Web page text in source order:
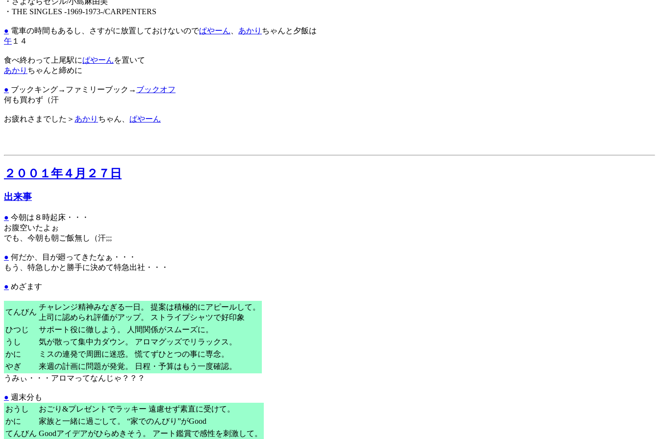
・THE SINGLES -1969-1973-/CARPENTERS
● 電車の時間もあるし、さすがに放置しておけないのでぱやーん あかり ちゃんと夕飯は
午 １４
食べ終わって上尾駅にぱやーんを置いて
あかり ちゃんと締めに
● ブックキング→ファミリーブック→ ブックオフ
何も買わず（汗
お疲れさまでした＞ あかり ちゃん、 ぱやーん
２００１年４月２７日
出来事
● 今朝は８時起床・・・
お腹空いたよぉ
でも、今朝も朝ご飯無し（汗;;;
● 何だか、目が廻ってきたなぁ・・・
もう、特急しかと勝手に決めて特急出社・・・
● めざます
てんびん
チャレンジ精神みなぎる一日。 提案は積極的にアピールして。
上司に認められ評価がアップ。 ストライプシャツで好印象
ひつじ
サポート役に徹しよう。 人間関係がスムーズに。
うし
気が散って集中力ダウン。 アロマグッズでリラックス。
かに
ミスの連発で周囲に迷惑。 慌てずひとつの事に専念。
やぎ
来週の計画に問題が発覚。 日程・予算はもう一度確認。
うみぃ・・・アロマってなんじゃ？？？
● 週末分も
おうし
おごり&プレゼントでラッキー 遠慮せず素直に受けて。
かに
家族と一緒に過ごして。 “家でのんびり”がGood
てんびん Goodアイデアがひらめきそう。 アート鑑賞で感性を刺激して。